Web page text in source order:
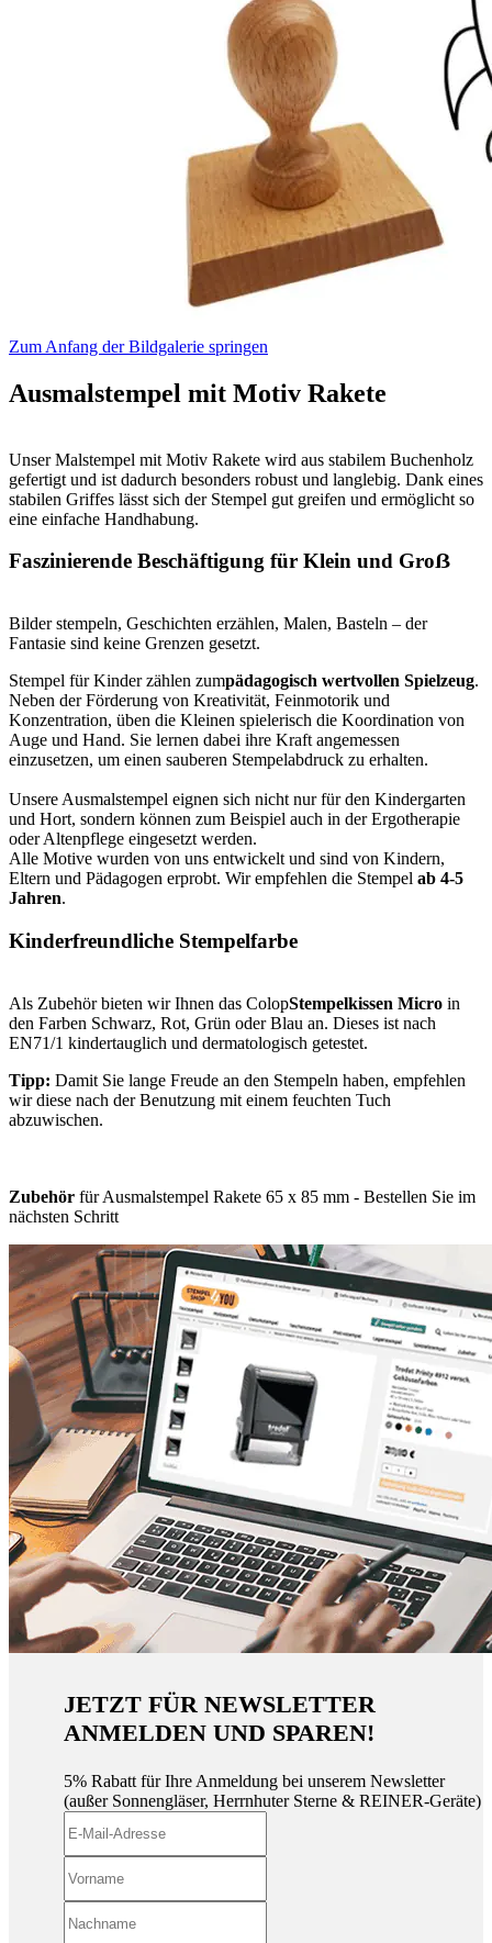
Zum Anfang der Bildgalerie springen
Ausmalstempel mit Motiv Rakete
Unser Malstempel mit Motiv Rakete wird aus stabilem Buchenholz
gefertigt und ist dadurch besonders robust und langlebig. Dank eines
stabilen Griffes lässt sich der Stempel gut greifen und ermöglicht so
eine einfache Handhabung.
Faszinierende Beschäftigung für Klein und Groẞ
Bilder stempeln, Geschichten erzählen, Malen, Basteln – der
Fantasie sind keine Grenzen gesetzt.
Stempel für Kinder zählen zumpädagogisch wertvollen Spielzeug.
Neben der Förderung von Kreativität, Feinmotorik und
Konzentration, üben die Kleinen spielerisch die Koordination von
Auge und Hand. Sie lernen dabei ihre Kraft angemessen
einzusetzen, um einen sauberen Stempelabdruck zu erhalten.
Unsere Ausmalstempel eignen sich nicht nur für den Kindergarten
und Hort, sondern können zum Beispiel auch in der Ergotherapie
oder Altenpflege eingesetzt werden.
Alle Motive wurden von uns entwickelt und sind von Kindern,
Eltern und Pädagogen erprobt. Wir empfehlen die Stempel ab 4-5
Jahren.
Kinderfreundliche Stempelfarbe
Als Zubehör bieten wir Ihnen das ColopStempelkissen Micro in
den Farben Schwarz, Rot, Grün oder Blau an. Dieses ist nach
EN71/1 kindertauglich und dermatologisch getestet.
Tipp: Damit Sie lange Freude an den Stempeln haben, empfehlen
wir diese nach der Benutzung mit einem feuchten Tuch
abzuwischen.
Zubehör für Ausmalstempel Rakete 65 x 85 mm - Bestellen Sie im
nächsten Schritt
JETZT FÜR NEWSLETTER
ANMELDEN UND SPAREN!
5% Rabatt für Ihre Anmeldung bei unserem Newsletter
(außer Sonnengläser, Herrnhuter Sterne & REINER-Geräte)